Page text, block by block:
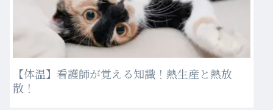
【体温】看護師が覚える知識！熱生産と熱放
散！